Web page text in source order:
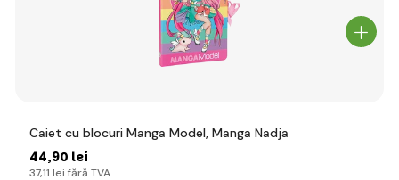
Caiet cu blocuri Manga Model, Manga Nadja
44,90 lei
37,11 lei fără TVA